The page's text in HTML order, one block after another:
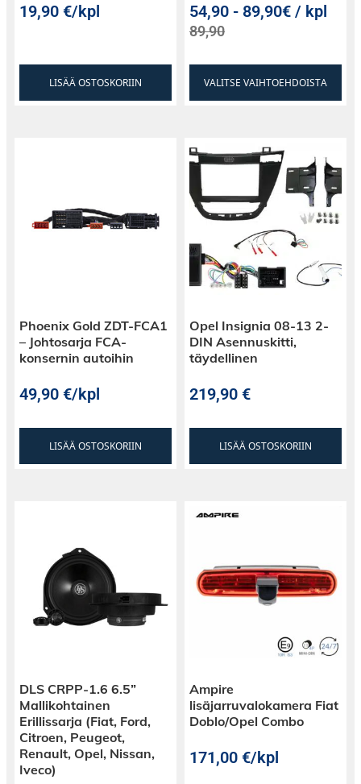
19,90€/kpl
LISÄÄ OSTOSKORIIN
54,90 - 89,90€ / kpl
89,90
VALITSE VAIHTOEHDOISTA
Phoenix Gold ZDT-FCA1
– Johtosarja FCA-
konsernin autoihin
49,90€/kpl
LISÄÄ OSTOSKORIIN
Opel Insignia 08-13 2-
DIN Asennuskitti,
täydellinen
219,90€
LISÄÄ OSTOSKORIIN
DLS CRPP-1.6 6.5”
Mallikohtainen
Erillissarja (Fiat, Ford,
Citroen, Peugeot,
Renault, Opel, Nissan,
Iveco)
Ampire
lisäjarruvalokamera Fiat
Doblo/Opel Combo
171,00€/kpl